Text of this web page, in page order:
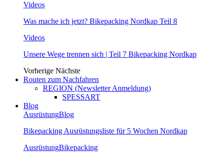
Videos
Was mache ich jetzt? Bikepacking Nordkap Teil 8
Videos
Unsere Wege trennen sich | Teil 7 Bikepacking Nordkap
Vorherige Nächste
Routen zum Nachfahren
REGION (Newsletter Anmeldung)
SPESSART
Blog
AusrüstungBlog
Bikepacking Ausrüstungsliste für 5 Wochen Nordkap
AusrüstungBikepacking